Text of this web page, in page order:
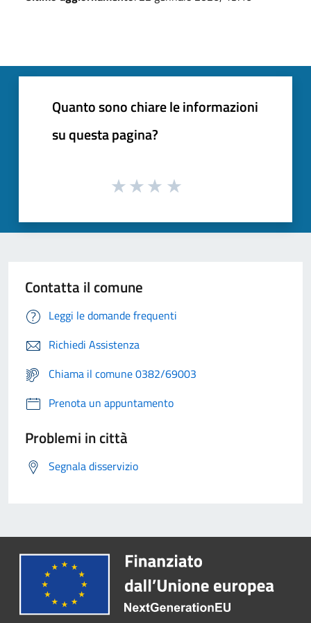
Quanto sono chiare le informazioni
su questa pagina?
Contatta il comune
Leggi le domande frequenti
Richiedi Assistenza
Chiama il comune 0382/69003
Prenota un appuntamento
Problemi in città
Segnala disservizio